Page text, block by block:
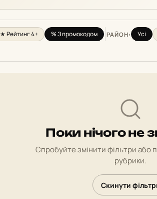
★ Рейтинг 4+ % З промокодом РАЙОН: Усі
Поки нічого не
Спробуйте змінити фільтри або
рубрики.
Скинути